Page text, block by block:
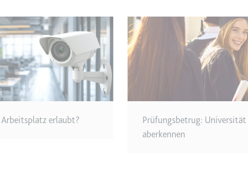
Ablauf:
180 Tage
Typ:
HTTP-Cookie
LAST_RESULT_ENTRY_KEY
Anbieter:
youtube.com
erlaubt?
Prüfungsbetrug: Universität
aberkennen